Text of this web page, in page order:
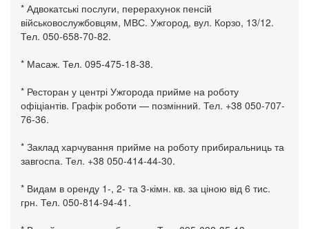
* Адвокатські послуги, перерахунок пенсій
військовослужбовцям, МВС. Ужгород, вул. Корзо, 13/12.
Тел. 050-658-70-82.
* Масаж. Тел. 095-475-18-38.
* Ресторан у центрі Ужгорода прийме на роботу
офіціантів. Графік роботи — позмінний. Тел. +38 050-707-
76-36.
* Заклад харчування прийме на роботу прибиральниць та
завгоспа. Тел. +38 050-414-44-30.
* Видам в оренду 1-, 2- та 3-кімн. кв. за ціною від 6 тис.
грн. Тел. 050-814-94-41.